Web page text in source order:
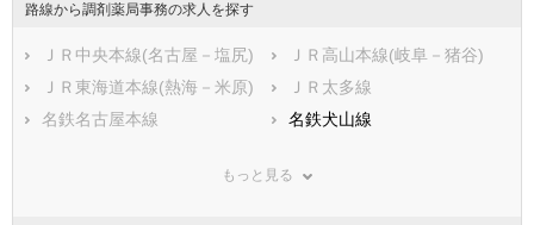
福岡県
佐賀県
熊本県
大分県
宮崎県
鹿児島県
沖縄県
各務原市
山県市
瑞穂市
飛騨市
本巣市
郡上市
下呂市
養老郡養老町
路線から調剤薬局事務の求人を探す
ＪＲ中央本線(名古屋－塩尻)
ＪＲ高山本線(岐阜－猪谷)
ＪＲ東海道本線(熱海－米原)
ＪＲ太多線
名鉄名古屋本線
名鉄犬山線
名鉄羽島線
もっと見る